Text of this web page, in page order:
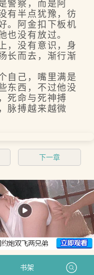
警察，而是阿
有半点犹豫，彷
。阿金扣下板机
也没有放过。
没有意识，身
长而去，渐行渐
己，嘴里满是
东西，不过他没
死命与死神搏
脉搏越来越微
下一章
书架